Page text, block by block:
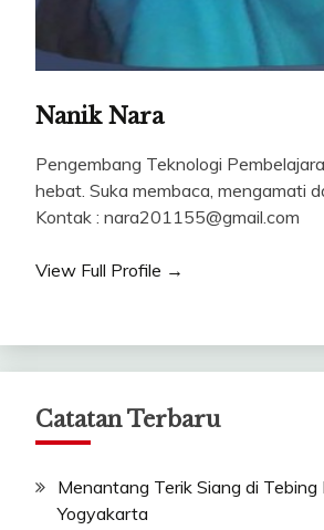
Nanik Nara
Pengembang Teknologi
hebat. Suka membaca, mengamati
Kontak : nara201155@gmail.com
View Full Profile →
Catatan Terbaru
Menantang Terik Siang di Tebing
Yogyakarta